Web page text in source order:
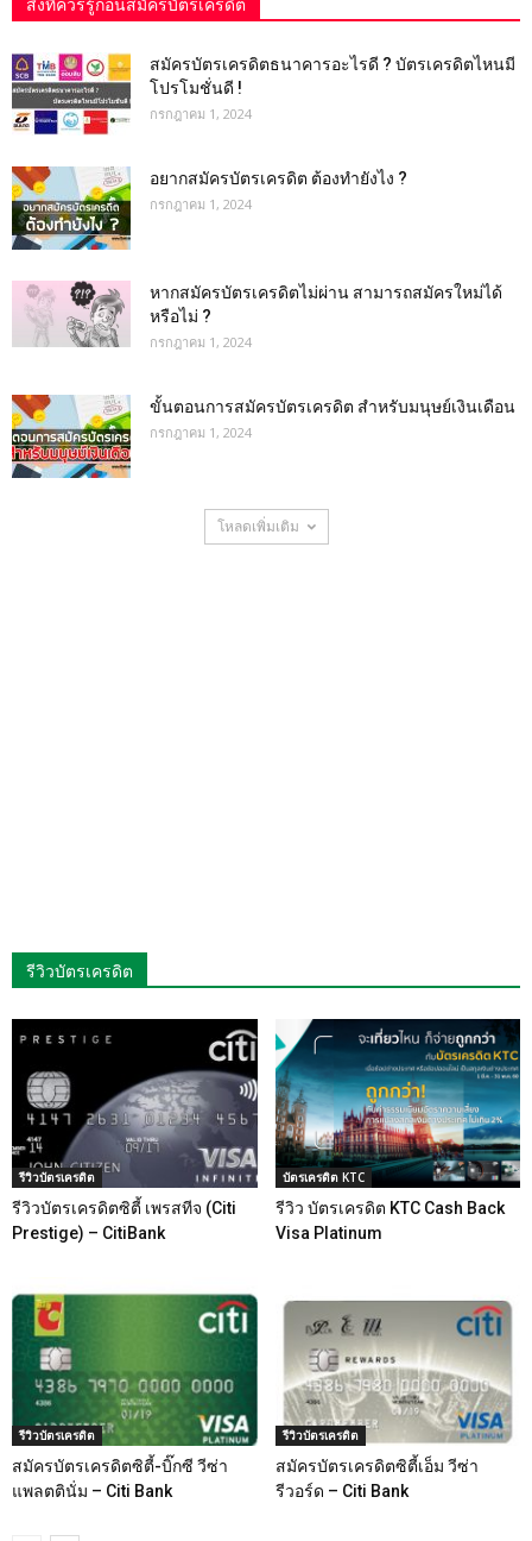
สิ่งที่ควรรู้ก่อนสมัครบัตรเครดิต
สมัครบัตรเครดิตธนาคารอะไรดี ? บัตรเครดิตไหนมี
โปรโมชั่นดี !
กรกฎาคม 1, 2024
อยากสมัครบัตรเครดิต ต้องทำยังไง ?
กรกฎาคม 1, 2024
หากสมัครบัตรเครดิตไม่ผ่าน สามารถสมัครใหม่ได้
หรือไม่ ?
กรกฎาคม 1, 2024
ขั้นตอนการสมัครบัตรเครดิต สำหรับมนุษย์เงินเดือน
กรกฎาคม 1, 2024
โหลดเพิ่มเติม
รีวิวบัตรเครดิต
รีวิวบัตรเครดิต
รีวิวบัตรเครดิตซิตี้ เพรสทีจ (Citi
Prestige) – CitiBank
บัตรเครดิต KTC
รีวิว บัตรเครดิต KTC Cash Back
Visa Platinum
รีวิวบัตรเครดิต
สมัครบัตรเครดิตซิตี้-บิ๊กซี วีซ่า
แพลตตินั่ม – Citi Bank
รีวิวบัตรเครดิต
สมัครบัตรเครดิตซิตี้เอ็ม วีซ่า
รีวอร์ด – Citi Bank